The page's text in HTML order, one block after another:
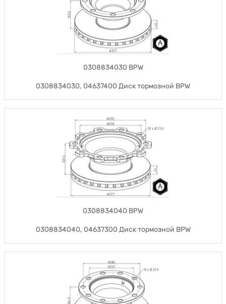
0308834030 BPW
0308834030, 04637400 Диск тормозной BPW
0308834040 BPW
0308834040, 04637300 Диск тормозной BPW